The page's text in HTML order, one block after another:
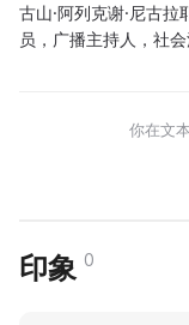
古山·阿列克谢·尼古
员，广播主持人，社
你在文
印象 0